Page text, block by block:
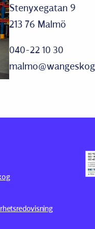
Stenyxegatan 9
213 76 Malmö
040-22 10 30